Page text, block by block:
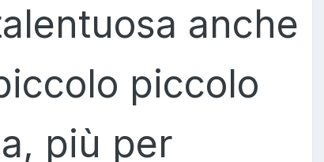
anche
piccolo
più per